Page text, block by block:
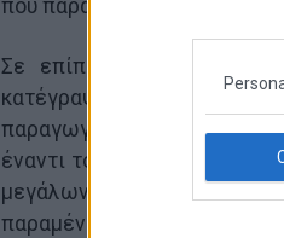
που παράγουν κατά το
Σε επίπεδο παραγωγής
κατέγραψε αύξηση κατά
παραγωγής από αιολικά
έναντι του 2024 σε
μεγάλων υδροηλεκτρικών
παραμένοντας ουσιαστικά